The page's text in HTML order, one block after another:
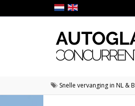
Snelle vervanging in NL &